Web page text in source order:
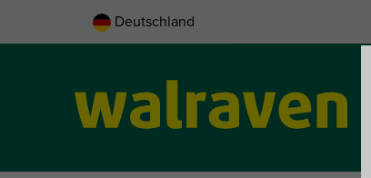
Deutschland